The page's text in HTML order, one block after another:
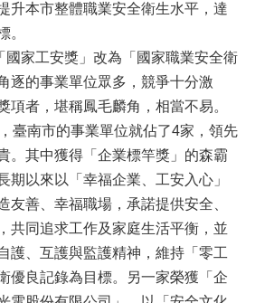
升本市整體職業安全衛生水平，達
。
家工安獎」改為「國家職業安全衛
逐的事業單位眾多，競爭十分激
項者，堪稱鳳毛麟角，相當不易。
臺南市的事業單位就佔了4家，領先
。其中獲得「企業標竿獎」的森霸
期以來以「幸福企業、工安入心」
友善、幸福職場，承諾提供安全、
共同追求工作及家庭生活平衡，並
護、互護與監護精神，維持「零工
優良記錄為目標。另一家榮獲「企